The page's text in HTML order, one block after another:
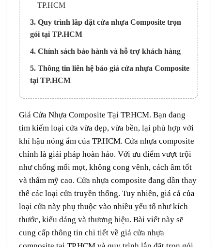
TP.HCM
3. Quy trình lắp đặt cửa nhựa Composite trọn
gói tại TP.HCM
4. Chính sách bảo hành và hỗ trợ khách hàng
5. Thông tin liên hệ báo giá cửa nhựa Composite
tại TP.HCM
Giá Cửa Nhựa Composite Tại TP.HCM. Bạn đang
tìm kiếm loại cửa vừa đẹp, vừa bền, lại phù hợp với
khí hậu nóng ẩm của TP.HCM. Cửa nhựa composite
chính là giải pháp hoàn hảo. Với ưu điểm vượt trội
như chống mối mọt, không cong vênh, cách âm tốt
và thẩm mỹ cao. Cửa nhựa composite đang dần thay
thế các loại cửa truyền thống. Tuy nhiên, giá cả của
loại cửa này phụ thuộc vào nhiều yếu tố như kích
thước, kiểu dáng và thương hiệu. Bài viết này sẽ
cung cấp thông tin chi tiết về giá cửa nhựa